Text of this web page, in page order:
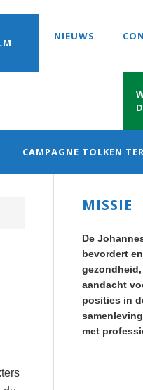
NIEUWS
CAMPAGNE TOLKEN
Primary
MISSIE
De
bevordert
aandacht
posities in
met